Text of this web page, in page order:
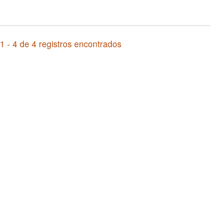
1 - 4 de 4 registros encontrados